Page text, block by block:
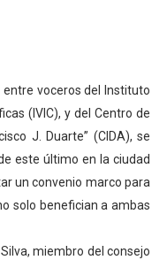
vacacional de
Mundial de la
2026" brinda
clubes deportivos
voceros del Instituto
(IVIC), y del Centro de
J. Duarte” (CIDA), se
este último en la ciudad
un convenio marco para
solo benefician a ambas
miembro del consejo